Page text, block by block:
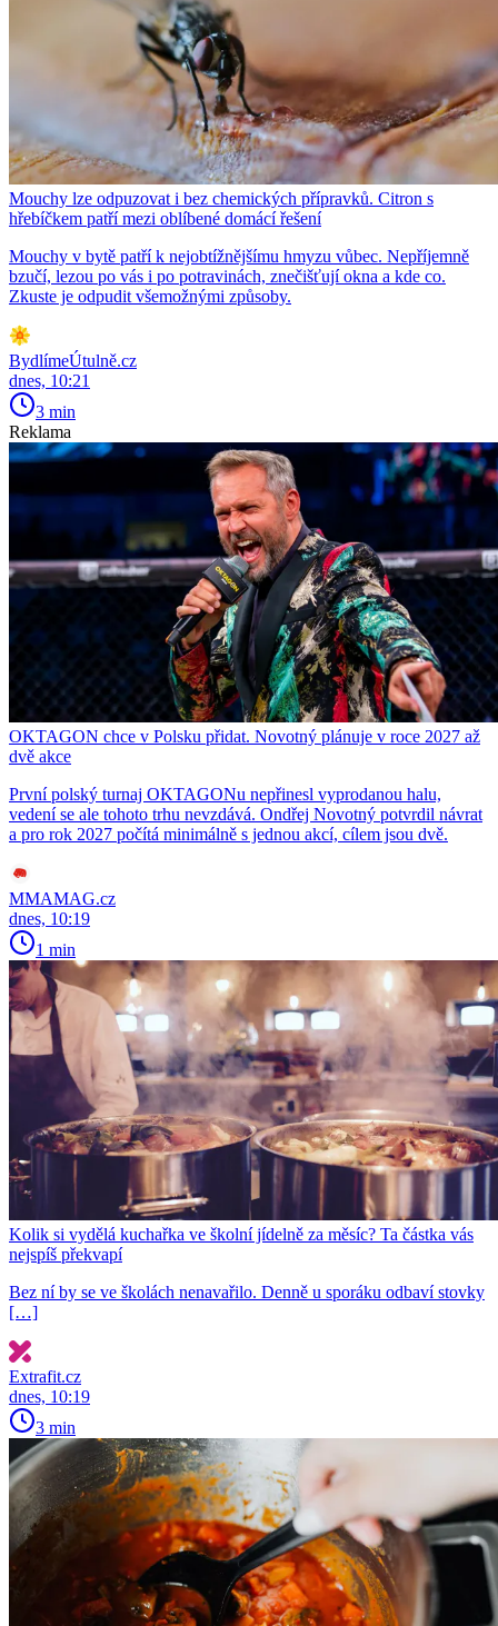
Mouchy lze odpuzovat i bez chemických přípravků. Citron s
hřebíčkem patří mezi oblíbené domácí řešení
Mouchy v bytě patří k nejobtížnějšímu hmyzu vůbec. Nepříjemně
bzučí, lezou po vás i po potravinách, znečišťují okna a kde co.
Zkuste je odpudit všemožnými způsoby.
BydlímeÚtulně.cz
dnes, 10:21
3 min
Reklama
OKTAGON chce v Polsku přidat. Novotný plánuje v roce 2027 až
dvě akce
První polský turnaj OKTAGONu nepřinesl vyprodanou halu,
vedení se ale tohoto trhu nevzdává. Ondřej Novotný potvrdil návrat
a pro rok 2027 počítá minimálně s jednou akcí, cílem jsou dvě.
MMAMAG.cz
dnes, 10:19
1 min
Kolik si vydělá kuchařka ve školní jídelně za měsíc? Ta částka vás
nejspíš překvapí
Bez ní by se ve školách nenavařilo. Denně u sporáku odbaví stovky
[…]
Extrafit.cz
dnes, 10:19
3 min